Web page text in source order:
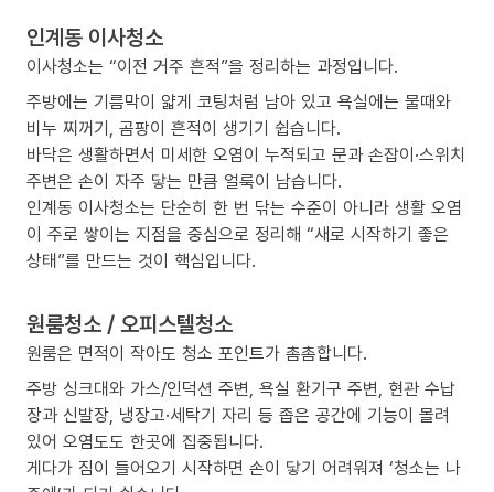
인계동 이사청소
이사청소는 “이전 거주 흔적”을 정리하는 과정입니다.
주방에는 기름막이 얇게 코팅처럼 남아 있고 욕실에는 물때와
비누 찌꺼기, 곰팡이 흔적이 생기기 쉽습니다.
바닥은 생활하면서 미세한 오염이 누적되고 문과 손잡이·스위치
주변은 손이 자주 닿는 만큼 얼룩이 남습니다.
인계동 이사청소는 단순히 한 번 닦는 수준이 아니라 생활 오염
이 주로 쌓이는 지점을 중심으로 정리해 “새로 시작하기 좋은
상태”를 만드는 것이 핵심입니다.
원룸청소 / 오피스텔청소
원룸은 면적이 작아도 청소 포인트가 촘촘합니다.
주방 싱크대와 가스/인덕션 주변, 욕실 환기구 주변, 현관 수납
장과 신발장, 냉장고·세탁기 자리 등 좁은 공간에 기능이 몰려
있어 오염도도 한곳에 집중됩니다.
게다가 짐이 들어오기 시작하면 손이 닿기 어려워져 ‘청소는 나